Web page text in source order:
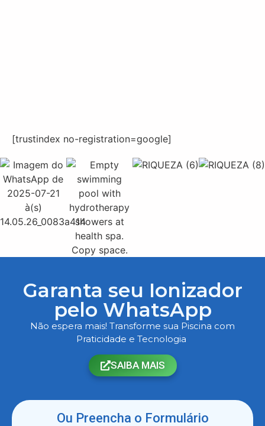
[trustindex no-registration=google]
Garanta seu Ionizador
pelo WhatsApp
Não espera mais! Transforme sua Piscina com
Praticidade e Tecnologia
SAIBA MAIS
Ou Preencha o Formulário